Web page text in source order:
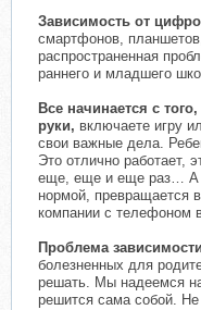
Зависимость от
смартфонов,
распространенная
раннего и младшего
Все начинается с
руки, включаете игру
свои важные дела.
Это отлично работает,
еще, еще и еще раз… А
нормой, превращается
компании с телефоном
Проблема
болезненных для
решать. Мы надеемся
решится сама собой.